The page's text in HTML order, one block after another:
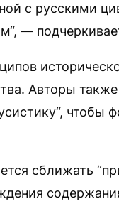
с русскими
—
Авторы
чтобы
сближать